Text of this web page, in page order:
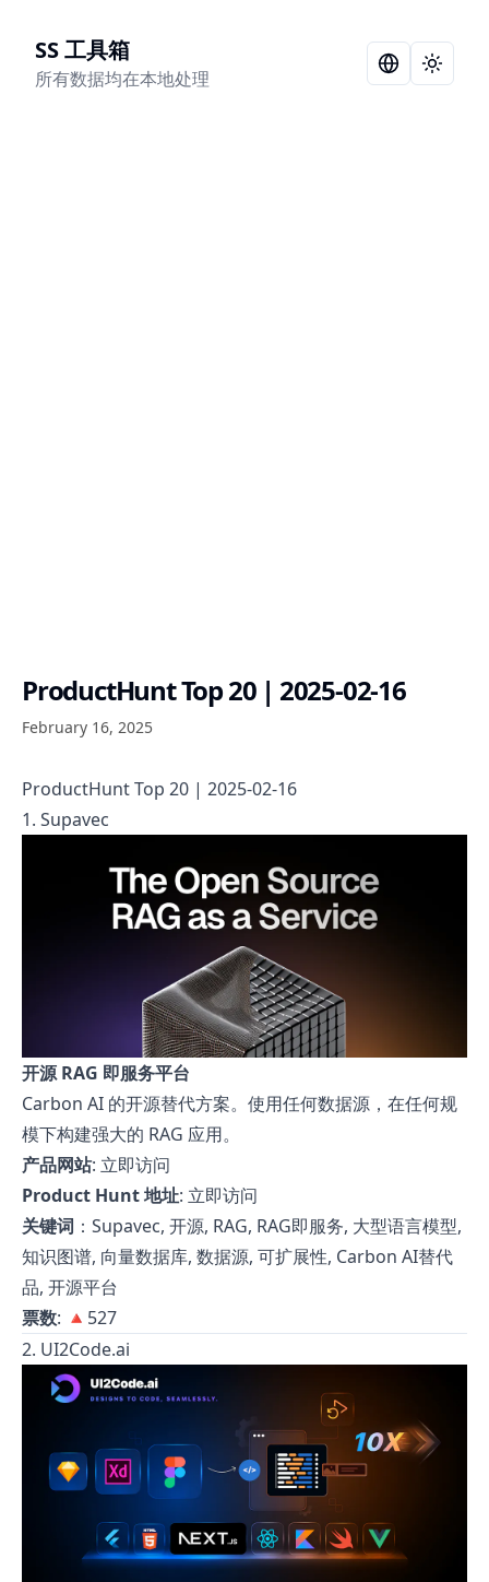
SS 工具箱
所有数据均在本地处理 Language
Toggle
ProductHunt Top 20 | 2025-02-16
February 16, 2025
ProductHunt Top 20 | 2025-02-16
1. Supavec
开源 RAG 即服务平台
Carbon AI 的开源替代方案。使用任何数据源，在任何规
模下构建强大的 RAG 应用。
产品网站: 立即访问
Product Hunt 地址: 立即访问
关键词 ：Supavec, 开源, RAG, RAG即服务, 大型语言模型,
知识图谱, 向量数据库, 数据源, 可扩展性, Carbon AI替代
品, 开源平台
票数: 🔺527
2. UI2Code.ai